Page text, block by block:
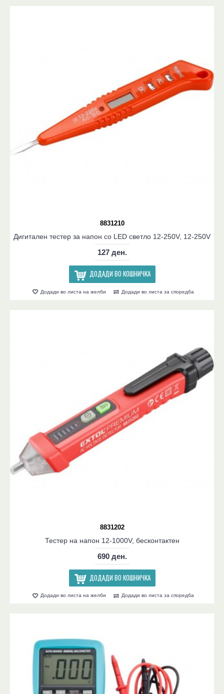
8831210
Дигитален тестер за напон со LED светло 12-250V, 12-250V
127 ден.
ДОДАДИ ВО КОШНИЧКА
Додади во листа на желби Додади во листа за споредба
8831202
Тестер на напон 12-1000V, бесконтактен
690 ден.
ДОДАДИ ВО КОШНИЧКА
Додади во листа на желби Додади во листа за споредба